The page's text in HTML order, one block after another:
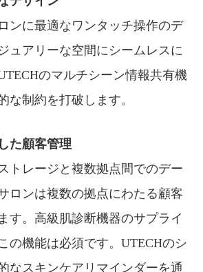
ンに最適なワンタッチ操作のデ
ュアリーな空間にシームレスに
のマルチシーン情報共有機
な制約を打破します。
た顧客管理
トレージと複数拠点間でのデー
ロンは複数の拠点にわたる顧客
す。高級肌診断機器のサプライ
の機能は必須です。UTECHのシ
なスキンケアリマインダーを通